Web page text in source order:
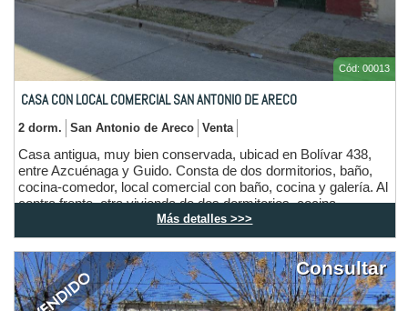
Cód: 00013
CASA CON LOCAL COMERCIAL SAN ANTONIO DE ARECO
2 dorm. San Antonio de Areco Venta
Casa antigua, muy bien conservada, ubicad en Bolívar 438,
entre Azcuénaga y Guido. Consta de dos dormitorios, baño,
cocina-comedor, local comercial con baño, cocina y galería. Al
contra frente, otra vivienda de dos dormitorios, cocina-
comedor, baño y lavadero.Más detalles >>>
Consultar